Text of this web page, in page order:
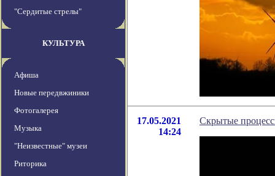
"Сердитые стрелы"
КУЛЬТУРА
Афиша
Новые передвжиники
Фотогалерея
Музыка
"Неизвестные" музеи
Риторика
17.05.2021
14:24
Скрытые